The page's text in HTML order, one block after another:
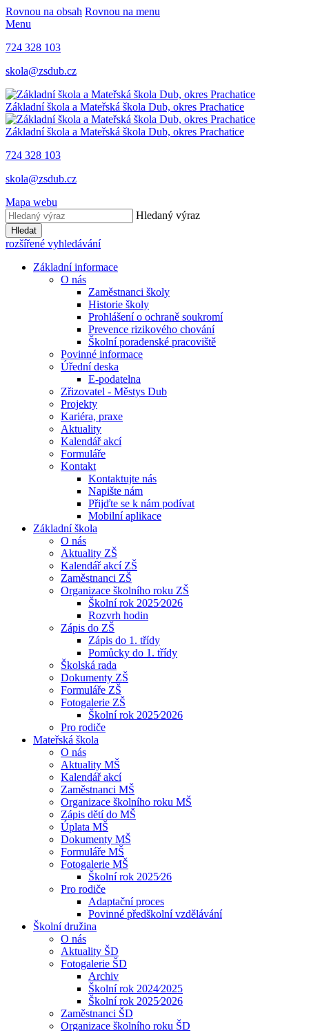
Rovnou na obsah Rovnou na menu
Menu
724 328 103
skola@zsdub.cz
Základní škola a Mateřská škola Dub, okres Prachatice
Základní škola a Mateřská škola Dub, okres Prachatice
724 328 103
skola@zsdub.cz
Mapa webu
Hledaný výraz
Hledat
rozšířené vyhledávání
Základní informace
O nás
Zaměstnanci školy
Historie školy
Prohlášení o ochraně soukromí
Prevence rizikového chování
Školní poradenské pracoviště
Povinné informace
Úřední deska
E-podatelna
Zřizovatel - Městys Dub
Projekty
Kariéra, praxe
Aktuality
Kalendář akcí
Formuláře
Kontakt
Kontaktujte nás
Napište nám
Přijďte se k nám podívat
Mobilní aplikace
Základní škola
O nás
Aktuality ZŠ
Kalendář akcí ZŠ
Zaměstnanci ZŠ
Organizace školního roku ZŠ
Školní rok 2025⁄2026
Rozvrh hodin
Zápis do ZŠ
Zápis do 1. třídy
Pomůcky do 1. třídy
Školská rada
Dokumenty ZŠ
Formuláře ZŠ
Fotogalerie ZŠ
Školní rok 2025⁄2026
Pro rodiče
Mateřská škola
O nás
Aktuality MŠ
Kalendář akcí
Zaměstnanci MŠ
Organizace školního roku MŠ
Zápis dětí do MŠ
Úplata MŠ
Dokumenty MŠ
Formuláře MŠ
Fotogalerie MŠ
Školní rok 2025⁄26
Pro rodiče
Adaptační proces
Povinné předškolní vzdělávání
Školní družina
O nás
Aktuality ŠD
Fotogalerie ŠD
Archiv
Školní rok 2024⁄2025
Školní rok 2025⁄2026
Zaměstnanci ŠD
Organizace školního roku ŠD